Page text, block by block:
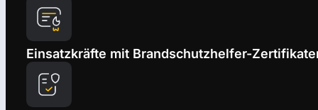
Einsatzkräfte mit Brandschutzhelfer-